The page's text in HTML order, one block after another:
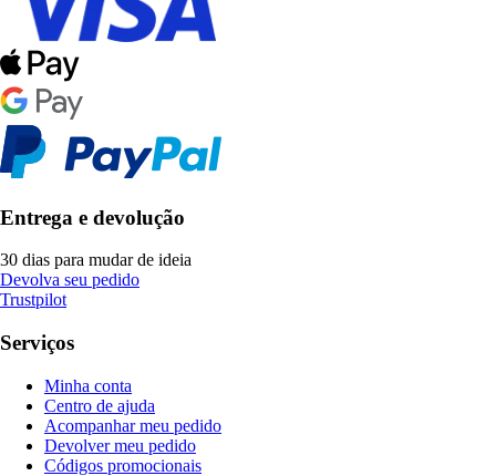
Entrega e devolução
30 dias para mudar de ideia
Devolva seu pedido
Trustpilot
Serviços
Minha conta
Centro de ajuda
Acompanhar meu pedido
Devolver meu pedido
Códigos promocionais